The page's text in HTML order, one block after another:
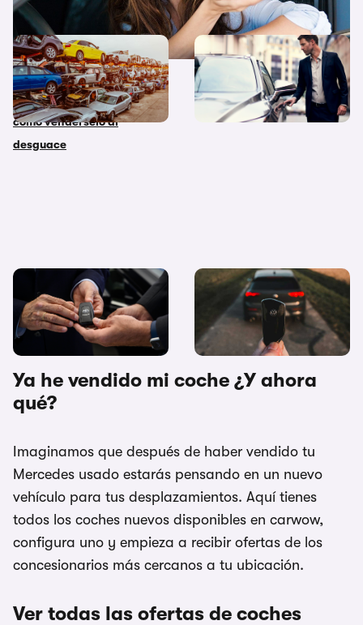
¿Cambias de coche y te
deshaces del viejo? Te
explicamos paso a paso
como vendérselo al
desguace
Ocho trucos de experto
para revalorizar tu coche
antes de venderlo
¿Se puede vender un coche
financiado? Te explicamos
cómo
7 razones de peso para
vender tu coche ¿Cuál es la
tuya?
Ya he vendido mi coche ¿Y ahora
qué?
Imaginamos que después de haber vendido tu
Mercedes usado estarás pensando en un nuevo
vehículo para tus desplazamientos. Aquí tienes
todos los coches nuevos disponibles en carwow,
configura uno y empieza a recibir ofertas de los
concesionarios más cercanos a tu ubicación.
Ver todas las ofertas de coches